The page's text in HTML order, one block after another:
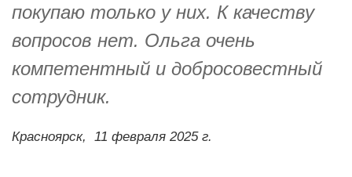
покупаю только у них. К качеству
вопросов нет. Ольга очень
компетентный и добросовестный
сотрудник.
Красноярск, 11 февраля 2025 г.